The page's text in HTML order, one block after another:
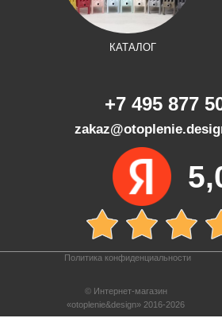
КАТАЛОГ
+7 495 877
© Интернет-магазин
«otoplenie&design» 2016-2026
Политика конфиденциальности